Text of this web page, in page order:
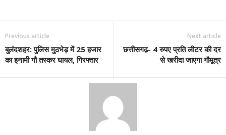
Previous article
बुलंदशहर: पुलिस मुठभेड़ में 25 हजार
का इनामी गौ तस्कर घायल, गिरफ्तार
Next article
छत्तीसगढ़- 4 रुपए प्रति लीटर की दर
से खरीदा जाएगा गौमूत्र